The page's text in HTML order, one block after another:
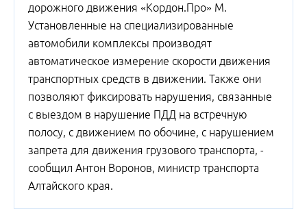
дорожного движения «Кордон.Про» М.
Установленные на специализированные
автомобили комплексы производят
автоматическое измерение скорости движения
транспортных средств в движении. Также они
позволяют фиксировать нарушения, связанные
с выездом в нарушение ПДД на встречную
полосу, с движением по обочине, с нарушением
запрета для движения грузового транспорта, -
сообщил Антон Воронов, министр транспорта
Алтайского края.